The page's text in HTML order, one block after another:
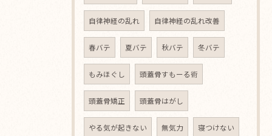
自律神経の乱れ 自律神経の乱れ改善
春バテ 夏バテ 秋バテ 冬バテ
もみほぐし 頭蓋骨すもーる術
頭蓋骨矯正 頭蓋骨はがし
やる気が起きない 無気力 寝つけない